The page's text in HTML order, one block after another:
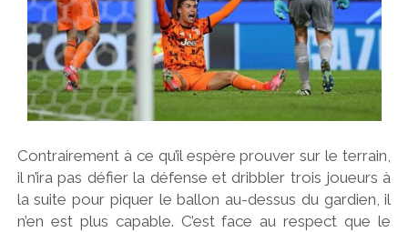
Contrairement à ce qu’il espère prouver sur le terrain,
il n’ira pas défier la défense et dribbler trois joueurs à
la suite pour piquer le ballon au-dessus du gardien, il
n’en est plus capable. C’est face au respect que le